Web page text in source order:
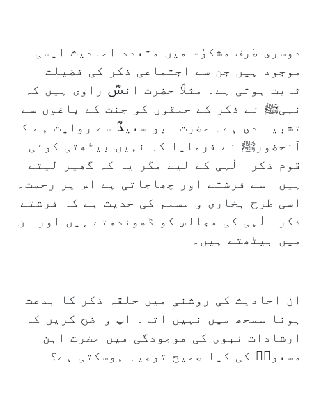
دوسری طرف مشکوٰۃ میں متعدد احادیث ایسی
موجود ہیں جن سے اجتماعی ذکر کی فضیلت
ثابت ہوتی ہے۔ مثلاً حضرت انسؓ راوی ہیں کہ
نبیﷺ نے ذکر کے حلقوں کو جنت کے باغوں سے
تشبیہ دی ہے۔ حضرت ابو سعیدؓ سے روایت ہے کہ
آنحضورﷺ نے فرمایا کہ نہیں بیٹھتی کوئی
قوم ذکر الٰہی کے لیے مگر یہ کہ گھیر لیتے
ہیں اسے فرشتے اور چھاجاتی ہے اس پر رحمت۔
اسی طرح بخاری و مسلم کی حدیث ہے کہ فرشتے
ذکر الٰہی کی مجالس کو ڈھوندھتے ہیں اور ان
میں بیٹھتے ہیں۔
ان احادیث کی روشنی میں حلقہ ذکر کا بدعت
ہونا سمجھ میں نہیں آتا۔ آپ واضح کریں کہ
ارشادات نبوی کی موجودگی میں حضرت ابن
مسعودؓ کی کیا صحیح توجیہ ہوسکتی ہے؟